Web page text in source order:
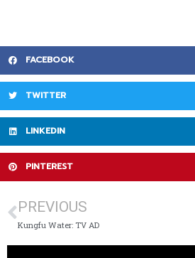
FACEBOOK
TWITTER
LINKEDIN
PINTEREST
PREVIOUS
Kungfu Water: TV AD